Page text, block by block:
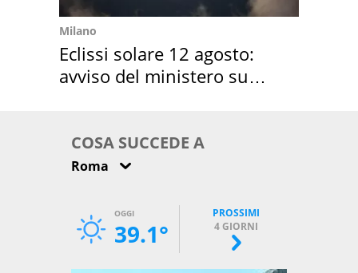
Milano
Eclissi solare 12 agosto:
avviso del ministero su